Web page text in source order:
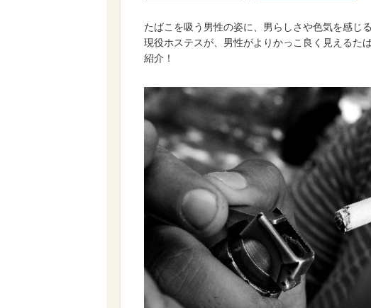
たばこを吸う男性の姿に、男らしさや色気を感じ
現役ホステスが、男性がよりかっこ良く見えるた
紹介！